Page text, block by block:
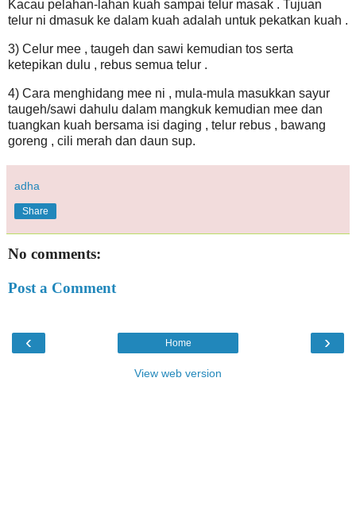
Kacau pelahan-lahan kuah sampai telur masak . Tujuan
telur ni dmasuk ke dalam kuah adalah untuk pekatkan kuah .
3) Celur mee , taugeh dan sawi kemudian tos serta
ketepikan dulu , rebus semua telur .
4) Cara menghidang mee ni , mula-mula masukkan sayur
taugeh/sawi dahulu dalam mangkuk kemudian mee dan
tuangkan kuah bersama isi daging , telur rebus , bawang
goreng , cili merah dan daun sup.
adha
Share
No comments:
Post a Comment
‹ ›
Home
View web version